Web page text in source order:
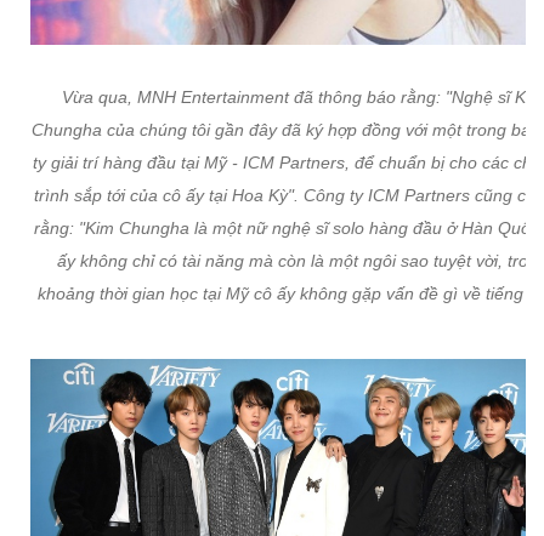
Vừa qua, MNH Entertainment đã thông báo rằng: "Nghệ sĩ Kim
Chungha của chúng tôi gần đây đã ký hợp đồng với một trong ba
ty giải trí hàng đầu tại Mỹ - ICM Partners, để chuẩn bị cho các
trình sắp tới của cô ấy tại Hoa Kỳ". Công ty ICM Partners cũng
rằng: "Kim Chungha là một nữ nghệ sĩ solo hàng đầu ở Hàn
ấy không chỉ có tài năng mà còn là một ngôi sao tuyệt vời,
khoảng thời gian học tại Mỹ cô ấy không gặp vấn đề gì về tiếng